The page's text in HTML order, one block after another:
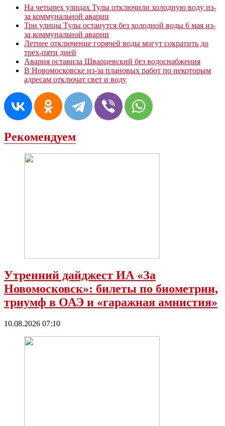
На четырех улицах Тулы отключили холодную воду из-
за коммунальной аварии
Три улицы Тулы останутся без холодной воды 6 мая из-
за коммунальной аварии
Летнее отключение горячей воды могут сократить до
трех-пяти дней
Авария оставила Шварцевский без водоснабжения
В Новомосковске из-за плановых работ по некоторым
адресам отключат свет и воду
Рекомендуем
Утренний дайджест ИА «За
Новомосковск»: билеты по биометрии,
триумф в ОАЭ и «гаражная амнистия»
10.08.2026 07:10